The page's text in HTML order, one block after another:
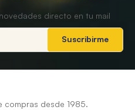
Suscribirme
compras desde 1985.